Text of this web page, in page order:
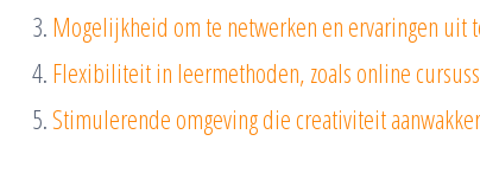
Mogelijkheid om te netwerken en ervaringen uit
Flexibiliteit in leermethoden, zoals online
Stimulerende omgeving die creativiteit